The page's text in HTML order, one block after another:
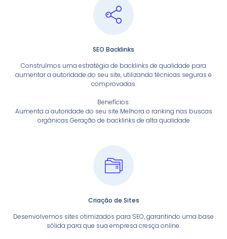
SEO Backlinks
Construímos uma estratégia de backlinks de qualidade para
aumentar a autoridade do seu site, utilizando técnicas seguras e
comprovadas.
Benefícios:
Aumenta a autoridade do seu site Melhora o ranking nas buscas
orgânicas Geração de backlinks de alta qualidade
Criação de Sites
Desenvolvemos sites otimizados para SEO, garantindo uma base
sólida para que sua empresa cresça online.